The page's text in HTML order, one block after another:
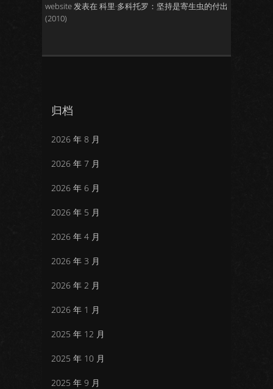
website发表在 科里·多科托罗：坚持是寄生虫的付出
(2010)
归档
2026 年 8 月
2026 年 7 月
2026 年 6 月
2026 年 5 月
2026 年 4 月
2026 年 3 月
2026 年 2 月
2026 年 1 月
2025 年 12 月
2025 年 10 月
2025 年 9 月